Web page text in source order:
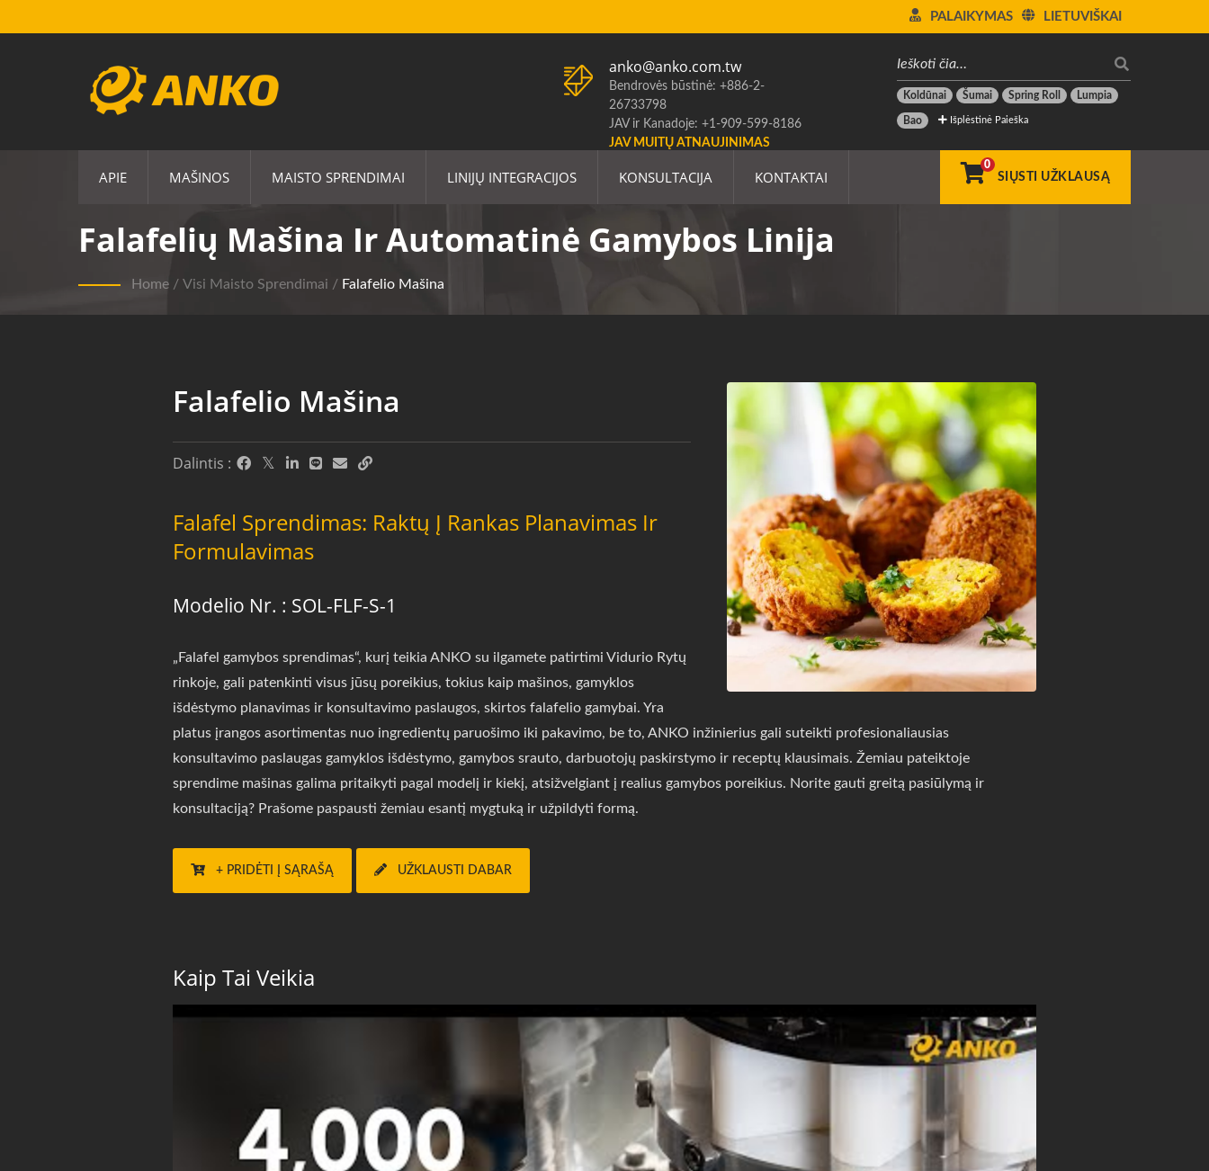
LIETUVIŠKAI
PALAIKYMAS
Koldūnai Šumai Spring Roll Lumpia
Bao Išplėstinė Paieška
anko@anko.com.tw
Bendrovės būstinė: +886-2-
26733798
JAV ir Kanadoje: +1-909-599-8186
JAV MUITŲ ATNAUJINIMAS
APIE MAŠINOS MAISTO SPRENDIMAI LINIJŲ INTEGRACIJOS KONSULTACIJA KONTAKTAI
0
SIŲSTI UŽKLAUSĄ
Falafelių Mašina Ir Automatinė Gamybos Linija
Home / Visi Maisto Sprendimai / Falafelio Mašina
Falafelio Mašina
Dalintis :
Falafel Sprendimas: Raktų Į Rankas Planavimas Ir
Formulavimas
Modelio Nr. : SOL-FLF-S-1
„Falafel gamybos sprendimas“, kurį teikia ANKO su ilgamete patirtimi Vidurio Rytų
rinkoje, gali patenkinti visus jūsų poreikius, tokius kaip mašinos, gamyklos
išdėstymo planavimas ir konsultavimo paslaugos, skirtos falafelio gamybai. Yra
platus įrangos asortimentas nuo ingredientų paruošimo iki pakavimo, be to, ANKO inžinierius gali suteikti profesionaliausias
konsultavimo paslaugas gamyklos išdėstymo, gamybos srauto, darbuotojų paskirstymo ir receptų klausimais. Žemiau pateiktoje
sprendime mašinas galima pritaikyti pagal modelį ir kiekį, atsižvelgiant į realius gamybos poreikius. Norite gauti greitą pasiūlymą ir
konsultaciją? Prašome paspausti žemiau esantį mygtuką ir užpildyti formą.
+ PRIDĖTI Į SĄRAŠĄ UŽKLAUSTI DABAR
Kaip Tai Veikia